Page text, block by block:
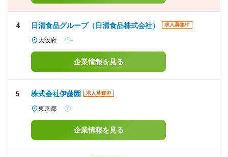
4 日清食品グループ（日清食品株式会社） 求人募集中
大阪府 -
企業情報を見る
5 株式会社伊藤園 求人募集中
東京都 -
企業情報を見る